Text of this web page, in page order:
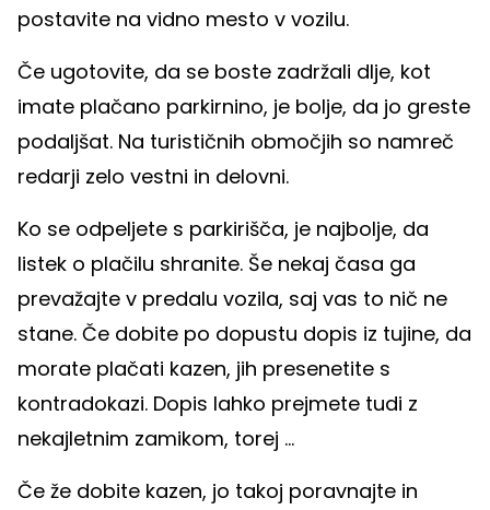
postavite na vidno mesto v vozilu.
Če ugotovite, da se boste zadržali dlje, kot
imate plačano parkirnino, je bolje, da jo greste
podaljšat. Na turističnih območjih so namreč
redarji zelo vestni in delovni.
Ko se odpeljete s parkirišča, je najbolje, da
listek o plačilu shranite. Še nekaj časa ga
prevažajte v predalu vozila, saj vas to nič ne
stane. Če dobite po dopustu dopis iz tujine, da
morate plačati kazen, jih presenetite s
kontradokazi. Dopis lahko prejmete tudi z
nekajletnim zamikom, torej ...
Če že dobite kazen, jo takoj poravnajte in